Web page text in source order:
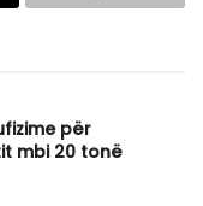
për
mbi 20 tonë